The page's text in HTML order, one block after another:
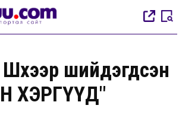
шийдэгдсэн
ХЭРГҮҮД"